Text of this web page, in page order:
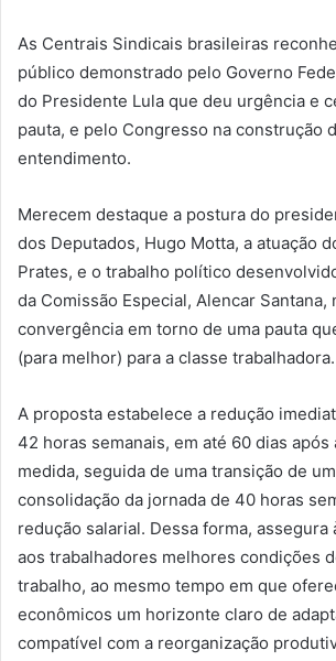
As Centrais Sindicais brasileiras
público demonstrado pelo Governo
do Presidente Lula que deu urgência e
pauta, e pelo Congresso na construção
entendimento.
Merecem destaque a postura do
dos Deputados, Hugo Motta, a atuação
Prates, e o trabalho político
da Comissão Especial, Alencar Santana,
convergência em torno de uma pauta
(para melhor) para a classe trabalhadora.
A proposta estabelece a redução
42 horas semanais, em até 60 dias após
medida, seguida de uma transição de
consolidação da jornada de 40 horas
redução salarial. Dessa forma, assegura
aos trabalhadores melhores condições
trabalho, ao mesmo tempo em que
econômicos um horizonte claro de
compatível com a reorganização